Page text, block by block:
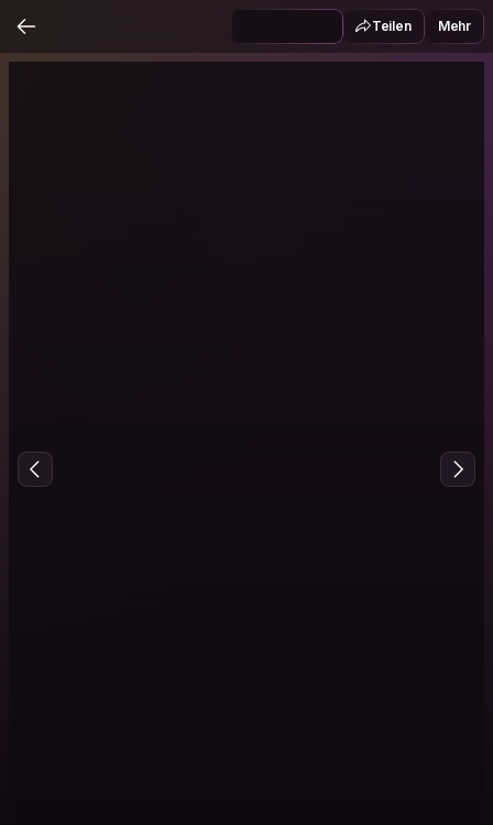
Teilen Mehr